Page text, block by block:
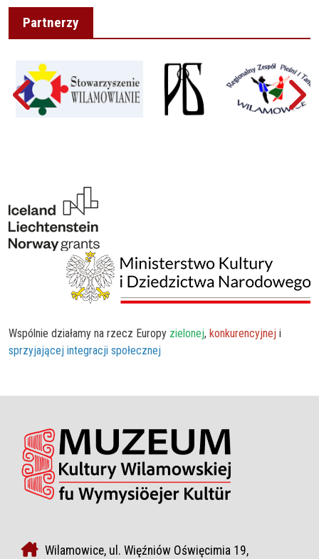
Partnerzy
Wspólnie działamy na rzecz Europy zielonej, konkurencyjnej i
sprzyjającej integracji społecznej
Wilamowice, ul. Więźniów Oświęcimia 19,